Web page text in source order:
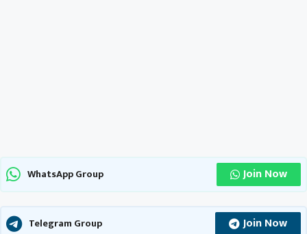
WhatsApp Group Join Now
Telegram Group Join Now